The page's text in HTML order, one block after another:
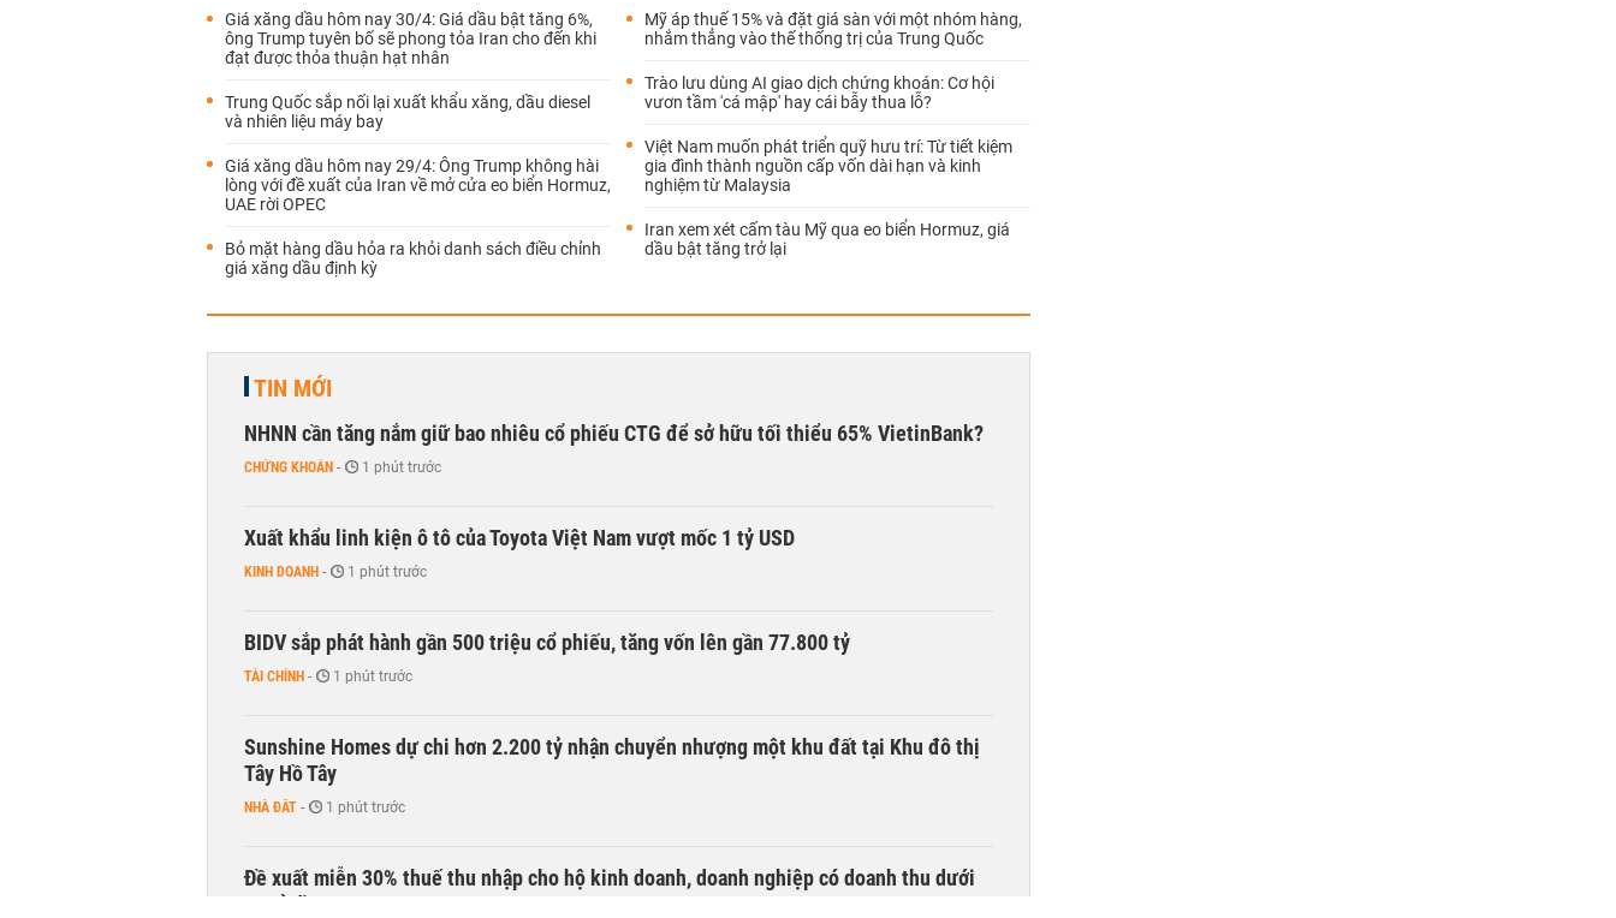
Giá xăng dầu hôm nay 30/4: Giá dầu bật tăng 6%,
ông Trump tuyên bố sẽ phong tỏa Iran cho đến khi
đạt được thỏa thuận hạt nhân
Trung Quốc sắp nối lại xuất khẩu xăng, dầu diesel
và nhiên liệu máy bay
Giá xăng dầu hôm nay 29/4: Ông Trump không hài
lòng với đề xuất của Iran về mở cửa eo biển Hormuz,
UAE rời OPEC
Bỏ mặt hàng dầu hỏa ra khỏi danh sách điều chỉnh
giá xăng dầu định kỳ
Mỹ áp thuế 15% và đặt giá sàn với một nhóm hàng,
nhắm thẳng vào thế thống trị của Trung Quốc
Trào lưu dùng AI giao dịch chứng khoán: Cơ hội
vươn tầm 'cá mập' hay cái bẫy thua lỗ?
Việt Nam muốn phát triển quỹ hưu trí: Từ tiết kiệm
gia đình thành nguồn cấp vốn dài hạn và kinh
nghiệm từ Malaysia
Iran xem xét cấm tàu Mỹ qua eo biển Hormuz, giá
dầu bật tăng trở lại
TIN MỚI
NHNN cần tăng nắm giữ bao nhiêu cổ phiếu CTG để sở hữu tối thiểu 65% VietinBank?
CHỨNG KHOÁN - 1 phút trước
Xuất khẩu linh kiện ô tô của Toyota Việt Nam vượt mốc 1 tỷ USD
KINH DOANH - 1 phút trước
BIDV sắp phát hành gần 500 triệu cổ phiếu, tăng vốn lên gần 77.800 tỷ
TÀI CHÍNH - 1 phút trước
Sunshine Homes dự chi hơn 2.200 tỷ nhận chuyển nhượng một khu đất tại Khu đô thị
Tây Hồ Tây
NHÀ ĐẤT - 1 phút trước
Đề xuất miễn 30% thuế thu nhập cho hộ kinh doanh, doanh nghiệp có doanh thu dưới
10 tỷ đồng